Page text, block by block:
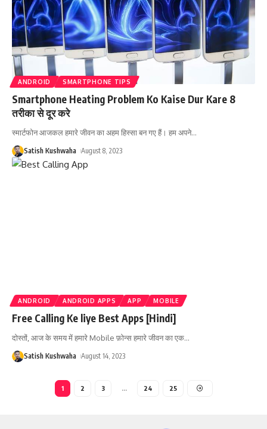
ANDROID SMARTPHONE TIPS
Smartphone Heating Problem Ko Kaise Dur Kare 8
तरीका से दूर करे
स्मार्टफोन आजकल हमारे जीवन का अहम हिस्सा बन गए हैं। हम अपने…
Satish Kushwaha August 8, 2023
ANDROID ANDROID APPS APP MOBILE
Free Calling Ke liye Best Apps [Hindi]
दोस्तों, आज के समय में हमारे Mobile फ़ोन्स हमारे जीवन का एक…
Satish Kushwaha August 14, 2023
1 2 3 24 25